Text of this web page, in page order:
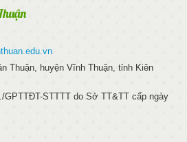
Thuận, huyện Vĩnh Thuận, tỉnh Kiên
GPTTĐT-STTTT do Sở TT&TT cấp ngày